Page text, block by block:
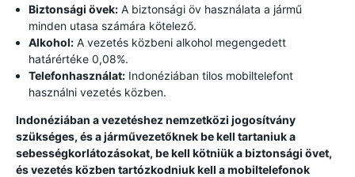
Biztonsági övek: A biztonsági öv használata a jármű
minden utasa számára kötelező.
Alkohol: A vezetés közbeni alkohol megengedett
határértéke 0,08%.
Telefonhasználat: Indonéziában tilos mobiltelefont
használni vezetés közben.
Indonéziában a vezetéshez nemzetközi jogosítvány
szükséges, és a járművezetőknek be kell tartaniuk a
sebességkorlátozásokat, be kell kötniük a biztonsági övet,
és vezetés közben tartózkodniuk kell a mobiltelefonok